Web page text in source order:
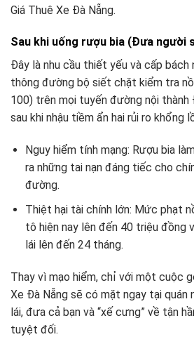
Giá Thuê Xe Đà Nẵng.
Sau khi uống rượu bia (Đưa người
Đây là nhu cầu thiết yếu và cấp bách
thông đường bộ siết chặt kiểm tra
100) trên mọi tuyến đường nội thành
sau khi nhậu tiềm ẩn hai rủi ro khổng
Nguy hiểm tính mạng: Rượu bia
ra những tai nạn đáng tiếc cho
đường.
Thiệt hại tài chính lớn: Mức phạt
tô hiện nay lên đến 40 triệu đồng
lái lên đến 24 tháng.
Thay vì mạo hiểm, chỉ với một cuộc
Xe Đà Nẵng sẽ có mặt ngay tại
lái, đưa cả bạn và “xế cưng” về tận
tuyệt đối.